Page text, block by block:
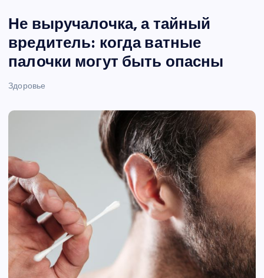
Не выручалочка, а тайный
вредитель: когда ватные
палочки могут быть опасны
Здоровье